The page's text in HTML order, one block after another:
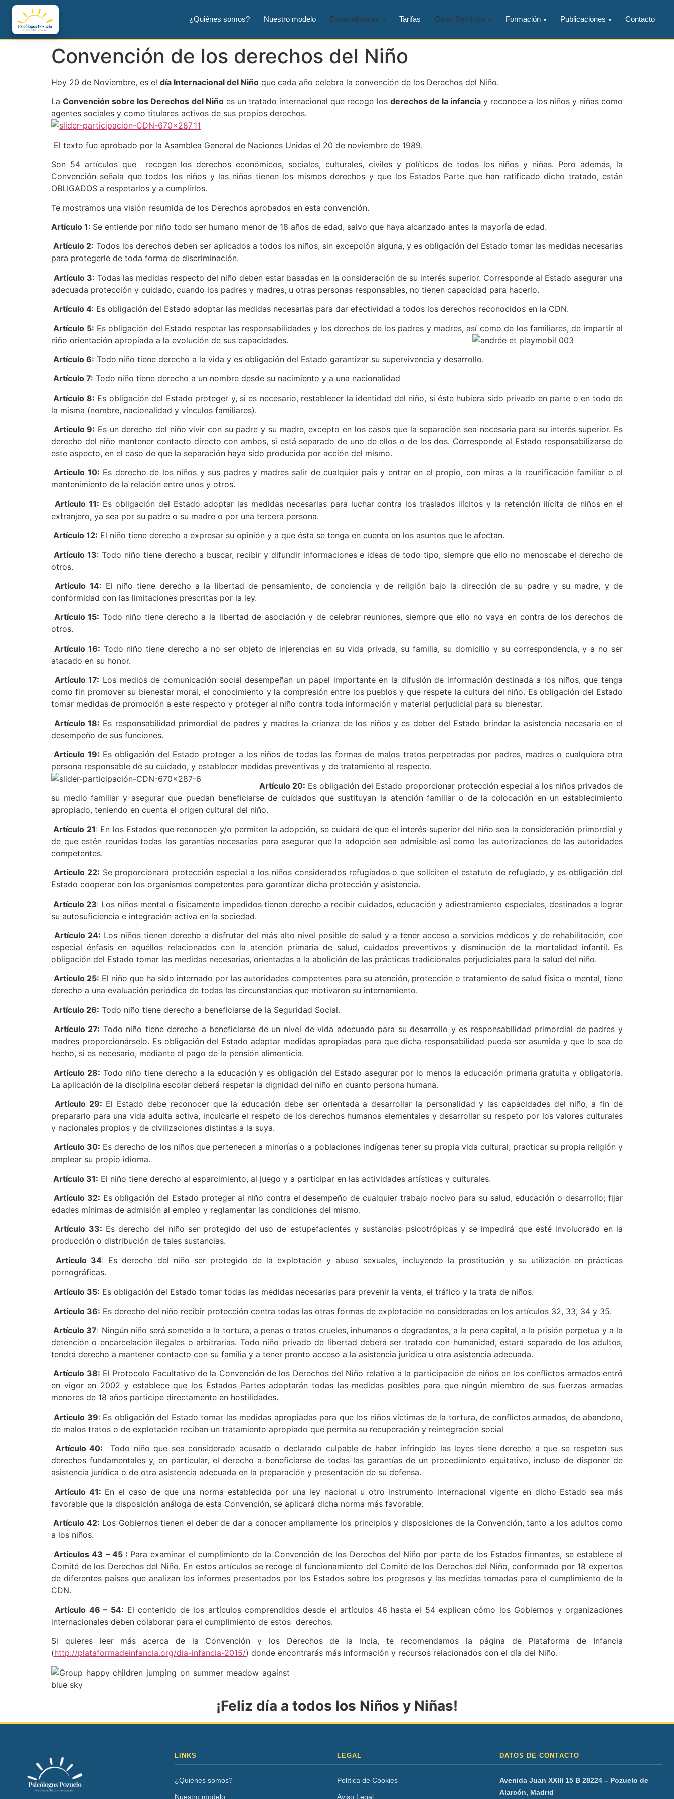
¿Quiénes somos? Nuestro modelo Especialidades Tarifas Otros Servicios Formación Publicaciones Contacto
Convención de los derechos del Niño
Hoy 20 de Noviembre, es el día Internacional del Niño que cada año celebra la convención de los Derechos del Niño.
LaConvención sobre los Derechos del Niñoes un tratado internacional que recoge los derechos de la infancia y reconoce a los niños y niñas como
agentes sociales y como titulares activos de sus propios derechos.
El texto fue aprobado por la Asamblea General de Naciones Unidas el 20 de noviembre de 1989.
Son 54 artículos que recogen los derechos económicos, sociales, culturales, civiles y políticos de todos los niños y niñas. Pero además, la
Convención señala que todos los niños y las niñas tienen los mismos derechos y que los Estados Parte que han ratificado dicho tratado, están
OBLIGADOS a respetarlos y a cumplirlos.
Te mostramos una visión resumida de los Derechos aprobados en esta convención.
Artículo 1: Se entiende por niño todo ser humano menor de 18 años de edad, salvo que haya alcanzado antes la mayoría de edad.
Artículo 2: Todos los derechos deben ser aplicados a todos los niños, sin excepción alguna, y es obligación del Estado tomar las medidas necesarias
para protegerle de toda forma de discriminación.
Artículo 3: Todas las medidas respecto del niño deben estar basadas en la consideración de su interés superior. Corresponde al Estado asegurar una
adecuada protección y cuidado, cuando los padres y madres, u otras personas responsables, no tienen capacidad para hacerlo.
Artículo 4: Es obligación del Estado adoptar las medidas necesarias para dar efectividad a todos los derechos reconocidos en la CDN.
Artículo 5: Es obligación del Estado respetar las responsabilidades y los derechos de los padres y madres, así como de los familiares, de impartir al
niño orientación apropiada a la evolución de sus capacidades.
Artículo 6: Todo niño tiene derecho a la vida y es obligación del Estado garantizar su supervivencia y desarrollo.
Artículo 7: Todo niño tiene derecho a un nombre desde su nacimiento y a una nacionalidad
Artículo 8: Es obligación del Estado proteger y, si es necesario, restablecer la identidad del niño, si éste hubiera sido privado en parte o en todo de
la misma (nombre, nacionalidad y vínculos familiares).
Artículo 9: Es un derecho del niño vivir con su padre y su madre, excepto en los casos que la separación sea necesaria para su interés superior. Es
derecho del niño mantener contacto directo con ambos, si está separado de uno de ellos o de los dos. Corresponde al Estado responsabilizarse de
este aspecto, en el caso de que la separación haya sido producida por acción del mismo.
Artículo 10: Es derecho de los niños y sus padres y madres salir de cualquier país y entrar en el propio, con miras a la reunificación familiar o el
mantenimiento de la relación entre unos y otros.
Artículo 11: Es obligación del Estado adoptar las medidas necesarias para luchar contra los traslados ilícitos y la retención ilícita de niños en el
extranjero, ya sea por su padre o su madre o por una tercera persona.
Artículo 12: El niño tiene derecho a expresar su opinión y a que ésta se tenga en cuenta en los asuntos que le afectan.
Artículo 13: Todo niño tiene derecho a buscar, recibir y difundir informaciones e ideas de todo tipo, siempre que ello no menoscabe el derecho de
otros.
Artículo 14: El niño tiene derecho a la libertad de pensamiento, de conciencia y de religión bajo la dirección de su padre y su madre, y de
conformidad con las limitaciones prescritas por la ley.
Artículo 15: Todo niño tiene derecho a la libertad de asociación y de celebrar reuniones, siempre que ello no vaya en contra de los derechos de
otros.
Artículo 16: Todo niño tiene derecho a no ser objeto de injerencias en su vida privada, su familia, su domicilio y su correspondencia, y a no ser
atacado en su honor.
Artículo 17: Los medios de comunicación social desempeñan un papel importante en la difusión de información destinada a los niños, que tenga
como fin promover su bienestar moral, el conocimiento y la compresión entre los pueblos y que respete la cultura del niño. Es obligación del Estado
tomar medidas de promoción a este respecto y proteger al niño contra toda información y material perjudicial para su bienestar.
Artículo 18: Es responsabilidad primordial de padres y madres la crianza de los niños y es deber del Estado brindar la asistencia necesaria en el
desempeño de sus funciones.
Artículo 19: Es obligación del Estado proteger a los niños de todas las formas de malos tratos perpetradas por padres, madres o cualquiera otra
persona responsable de su cuidado, y establecer medidas preventivas y de tratamiento al respecto.
Artículo 20: Es obligación del Estado proporcionar protección especial a los niños privados de
su medio familiar y asegurar que puedan beneficiarse de cuidados que sustituyan la atención familiar o de la colocación en un establecimiento
apropiado, teniendo en cuenta el origen cultural del niño.
Artículo 21: En los Estados que reconocen y/o permiten la adopción, se cuidará de que el interés superior del niño sea la consideración primordial y
de que estén reunidas todas las garantías necesarias para asegurar que la adopción sea admisible así como las autorizaciones de las autoridades
competentes.
Artículo 22: Se proporcionará protección especial a los niños considerados refugiados o que soliciten el estatuto de refugiado, y es obligación del
Estado cooperar con los organismos competentes para garantizar dicha protección y asistencia.
Artículo 23: Los niños mental o físicamente impedidos tienen derecho a recibir cuidados, educación y adiestramiento especiales, destinados a lograr
su autosuficiencia e integración activa en la sociedad.
Artículo 24: Los niños tienen derecho a disfrutar del más alto nivel posible de salud y a tener acceso a servicios médicos y de rehabilitación, con
especial énfasis en aquéllos relacionados con la atención primaria de salud, cuidados preventivos y disminución de la mortalidad infantil. Es
obligación del Estado tomar las medidas necesarias, orientadas a la abolición de las prácticas tradicionales perjudiciales para la salud del niño.
Artículo 25: El niño que ha sido internado por las autoridades competentes para su atención, protección o tratamiento de salud física o mental, tiene
derecho a una evaluación periódica de todas las circunstancias que motivaron su internamiento.
Artículo 26: Todo niño tiene derecho a beneficiarse de la Seguridad Social.
Artículo 27: Todo niño tiene derecho a beneficiarse de un nivel de vida adecuado para su desarrollo y es responsabilidad primordial de padres y
madres proporcionárselo. Es obligación del Estado adaptar medidas apropiadas para que dicha responsabilidad pueda ser asumida y que lo sea de
hecho, si es necesario, mediante el pago de la pensión alimenticia.
Artículo 28: Todo niño tiene derecho a la educación y es obligación del Estado asegurar por lo menos la educación primaria gratuita y obligatoria.
La aplicación de la disciplina escolar deberá respetar la dignidad del niño en cuanto persona humana.
Artículo 29: El Estado debe reconocer que la educación debe ser orientada a desarrollar la personalidad y las capacidades del niño, a fin de
prepararlo para una vida adulta activa, inculcarle el respeto de los derechos humanos elementales y desarrollar su respeto por los valores culturales
y nacionales propios y de civilizaciones distintas a la suya.
Artículo 30: Es derecho de los niños que pertenecen a minorías o a poblaciones indígenas tener su propia vida cultural, practicar su propia religión y
emplear su propio idioma.
Artículo 31: El niño tiene derecho al esparcimiento, al juego y a participar en las actividades artísticas y culturales.
Artículo 32: Es obligación del Estado proteger al niño contra el desempeño de cualquier trabajo nocivo para su salud, educación o desarrollo; fijar
edades mínimas de admisión al empleo y reglamentar las condiciones del mismo.
Artículo 33: Es derecho del niño ser protegido del uso de estupefacientes y sustancias psicotrópicas y se impedirá que esté involucrado en la
producción o distribución de tales sustancias.
Artículo 34: Es derecho del niño ser protegido de la explotación y abuso sexuales, incluyendo la prostitución y su utilización en prácticas
pornográficas.
Artículo 35: Es obligación del Estado tomar todas las medidas necesarias para prevenir la venta, el tráfico y la trata de niños.
Artículo 36: Es derecho del niño recibir protección contra todas las otras formas de explotación no consideradas en los artículos 32, 33, 34 y 35.
Artículo 37: Ningún niño será sometido a la tortura, a penas o tratos crueles, inhumanos o degradantes, a la pena capital, a la prisión perpetua y a la
detención o encarcelación ilegales o arbitrarias. Todo niño privado de libertad deberá ser tratado con humanidad, estará separado de los adultos,
tendrá derecho a mantener contacto con su familia y a tener pronto acceso a la asistencia jurídica u otra asistencia adecuada.
Artículo 38: El Protocolo Facultativo de la Convención de los Derechos del Niño relativo a la participación de niños en los conflictos armados entró
en vigor en 2002 y establece que los Estados Partes adoptarán todas las medidas posibles para que ningún miembro de sus fuerzas armadas
menores de 18 años participe directamente en hostilidades.
Artículo 39: Es obligación del Estado tomar las medidas apropiadas para que los niños víctimas de la tortura, de conflictos armados, de abandono,
de malos tratos o de explotación reciban un tratamiento apropiado que permita su recuperación y reintegración social
Artículo 40: Todo niño que sea considerado acusado o declarado culpable de haber infringido las leyes tiene derecho a que se respeten sus
derechos fundamentales y, en particular, el derecho a beneficiarse de todas las garantías de un procedimiento equitativo, incluso de disponer de
asistencia jurídica o de otra asistencia adecuada en la preparación y presentación de su defensa.
Artículo 41: En el caso de que una norma establecida por una ley nacional u otro instrumento internacional vigente en dicho Estado sea más
favorable que la disposición análoga de esta Convención, se aplicará dicha norma más favorable.
Artículo 42: Los Gobiernos tienen el deber de dar a conocer ampliamente los principios y disposiciones de la Convención, tanto a los adultos como
a los niños.
Artículos 43 – 45 : Para examinar el cumplimiento de la Convención de los Derechos del Niño por parte de los Estados firmantes, se establece el
Comité de los Derechos del Niño. En estos artículos se recoge el funcionamiento del Comité de los Derechos del Niño, conformado por 18 expertos
de diferentes países que analizan los informes presentados por los Estados sobre los progresos y las medidas tomadas para el cumplimiento de la
CDN.
Artículo 46 – 54: El contenido de los artículos comprendidos desde el artículos 46 hasta el 54 explican cómo los Gobiernos y organizaciones
internacionales deben colaborar para el cumplimiento de estos derechos.
Si quieres leer más acerca de la Convención y los Derechos de la Incia, te recomendamos la página de Plataforma de Infancia
(http://plataformadeinfancia.org/dia-infancia-2015/) donde encontrarás más información y recursos relacionados con el día del Niño.
¡Feliz día a todos los Niños y Niñas!
LINKS
¿Quiénes somos?
Nuestro modelo
LEGAL
Política de Cookies
Aviso Legal
DATOS DE CONTACTO
Avenida Juan XXIII 15 B 28224 – Pozuelo de
Alarcón, Madrid